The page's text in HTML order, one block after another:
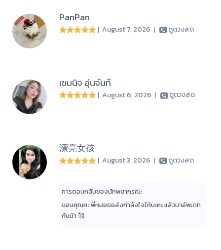
PanPan
| August 7, 2026 | ดูดวงสด
เขมนิจ อุ่นจันที
| August 6, 2026 | ดูดวงสด
漂亮女孩
| August 3, 2026 | ดูดวงสด
การตอบกลับของนักพยากรณ์:
ขอบคุณคะ พี่หมอขอส่งกำลังใจให้นะคะ แล้วมาอัพเดท
กันน้า 🥰